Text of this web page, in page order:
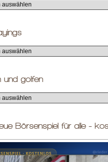
und golfen
Börsenspiel für alle -